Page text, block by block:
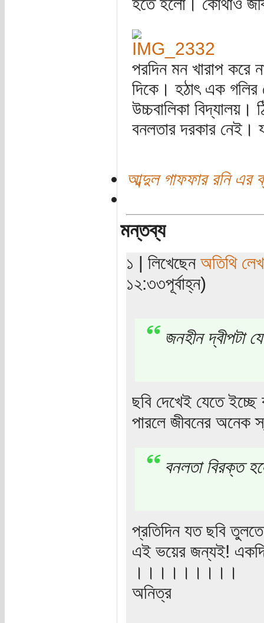
পরদিন মন খারাপ করে
দিকে। হঠাৎ এক গলির
উচ্চবালিকা
বনলতার দরকার নেই।
আব্দুল গাফফার রনি এর
মন্তব্য
১ | লিখেছেন অতিথি
১২:৩৩পূর্বাহ্ন)
জনহীন দ্বীপটা
ছবি দেখেই যেতে
পারলে জীবনের অনেক
বনলতা বিরক্ত
প্রতিদিন যত ছবি
এই ভয়ের জন্যই!
।।।।।।।।।
অনিত্র